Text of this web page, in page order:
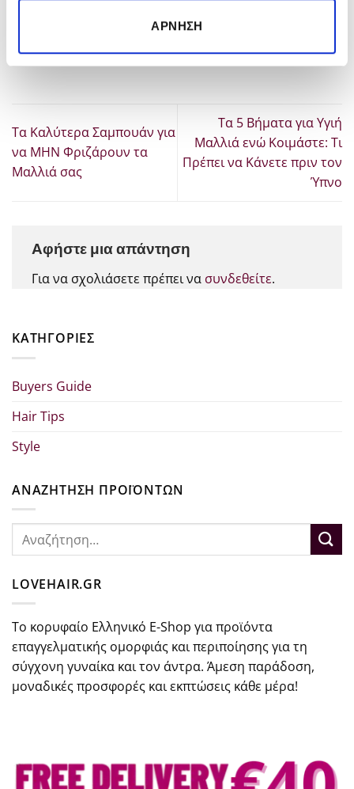
ΆΡΝΗΣΗ
παράδοση, μοναδικές προσφορές και
εκπτώσεις κάθε μέρα!
Τα Καλύτερα Σαμπουάν για
να ΜΗΝ Φριζάρουν τα
Μαλλιά σας
Τα 5 Βήματα για Υγιή
Μαλλιά ενώ Κοιμάστε: Τι
Πρέπει να Κάνετε πριν τον
Ύπνο
Αφήστε μια απάντηση
Για να σχολιάσετε πρέπει να συνδεθείτε.
KΑΤΗΓΟΡΊΕΣ
Buyers Guide
Hair Tips
Style
ΑΝΑΖΗΤΗΣΗ ΠΡΟΪΟΝΤΩΝ
Αναζήτηση
LOVEHAIR.GR
Το κορυφαίο Ελληνικό E-Shop για προϊόντα
επαγγελματικής ομορφιάς και περιποίησης για τη
σύγχονη γυναίκα και τον άντρα. Άμεση παράδοση,
μοναδικές προσφορές και εκπτώσεις κάθε μέρα!